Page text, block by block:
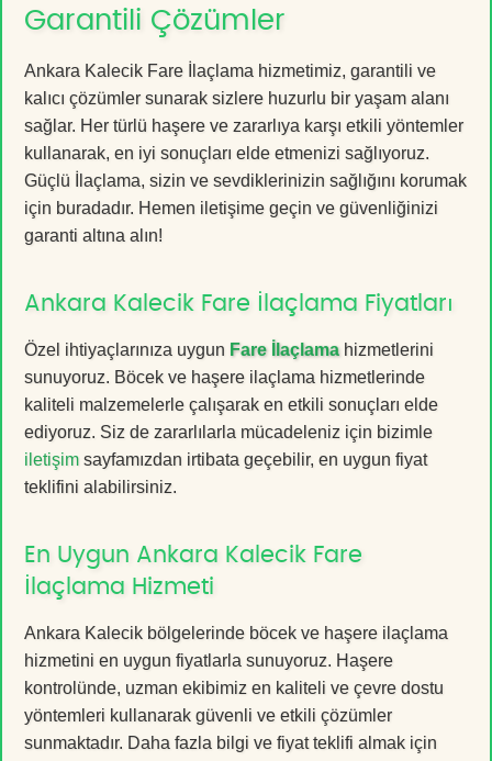
Garantili Çözümler
Ankara Kalecik Fare İlaçlama hizmetimiz, garantili ve
kalıcı çözümler sunarak sizlere huzurlu bir yaşam alanı
sağlar. Her türlü haşere ve zararlıya karşı etkili yöntemler
kullanarak, en iyi sonuçları elde etmenizi sağlıyoruz.
Güçlü İlaçlama, sizin ve sevdiklerinizin sağlığını korumak
için buradadır. Hemen iletişime geçin ve güvenliğinizi
garanti altına alın!
Ankara Kalecik Fare İlaçlama Fiyatları
Özel ihtiyaçlarınıza uygun Fare İlaçlamahizmetlerini
sunuyoruz. Böcek ve haşere ilaçlama hizmetlerinde
kaliteli malzemelerle çalışarak en etkili sonuçları elde
ediyoruz. Siz de zararlılarla mücadeleniz için bizimle
iletişim sayfamızdan irtibata geçebilir, en uygun fiyat
teklifini alabilirsiniz.
En Uygun Ankara Kalecik Fare
İlaçlama Hizmeti
Ankara Kalecik bölgelerinde böcek ve haşere ilaçlama
hizmetini en uygun fiyatlarla sunuyoruz. Haşere
kontrolünde, uzman ekibimiz en kaliteli ve çevre dostu
yöntemleri kullanarak güvenli ve etkili çözümler
sunmaktadır. Daha fazla bilgi ve fiyat teklifi almak için